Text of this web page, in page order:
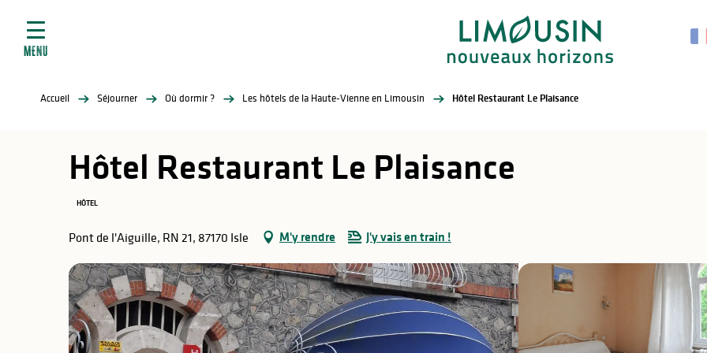
contenu
MENU
Accueil Séjourner Où dormir ? Les hôtels de la Haute-Vienne en Limousin Hôtel Restaurant Le Plaisance
Hôtel Restaurant Le Plaisance
HÔTEL
Pont de l'Aiguille, RN 21, 87170 Isle M'y rendre J'y vais en train !